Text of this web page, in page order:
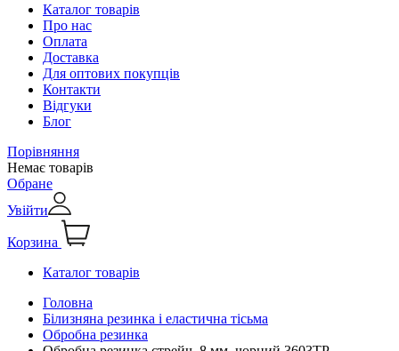
Каталог товарів
Про нас
Оплата
Доставка
Для оптових покупців
Контакти
Відгуки
Блог
Порівняння
Немає товарів
Обране
Увійти
Корзина
Каталог товарів
Головна
Білизняна резинка і еластична тісьма
Обробна резинка